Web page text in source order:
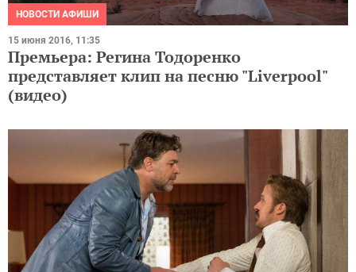
НОВОСТИ АФИШИ
15 июня 2016, 11:35
Премьера: Регина Тодоренко
представляет клип на песню "Liverpool"
(видео)